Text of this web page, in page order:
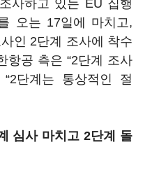
사하고 있는 EU 집행
오는 17일에 마치고,
인 2단계 조사에 착수
항공 측은 “2단계 조사
단계는 통상적인 절
심사 마치고 2단계 돌